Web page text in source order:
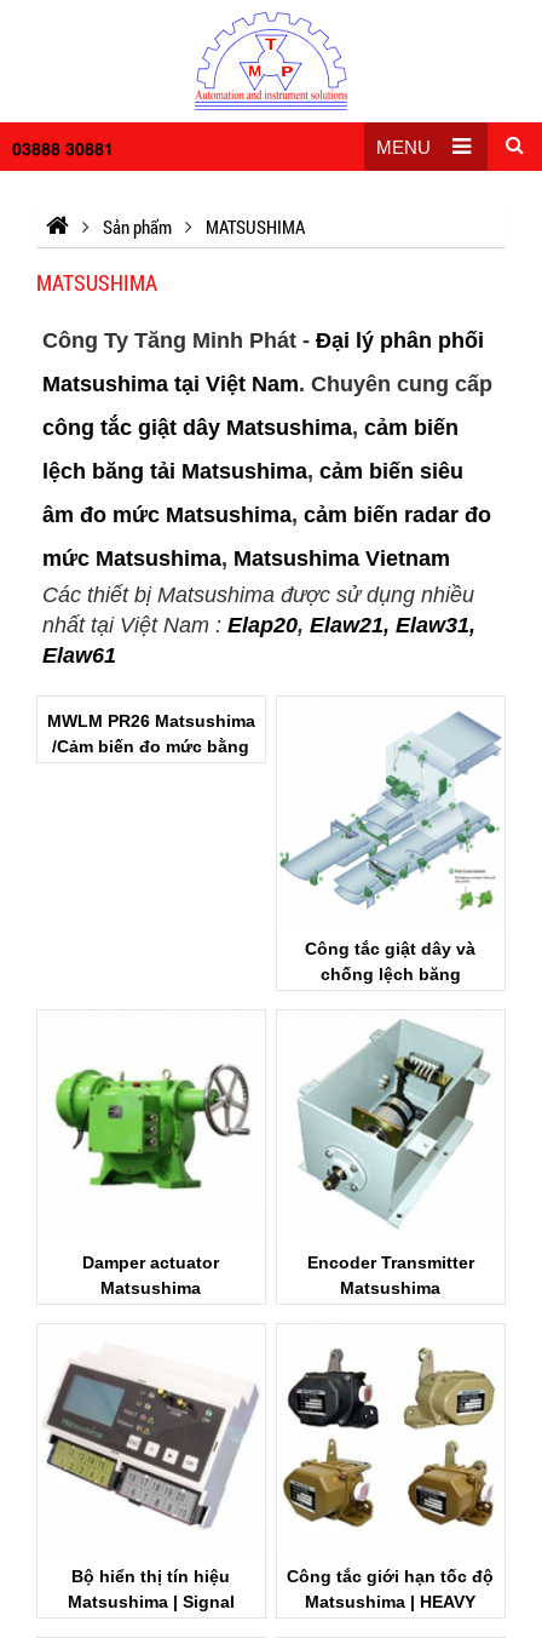
03888 30881 MENU
Sản phẩm MATSUSHIMA
MATSUSHIMA
Công Ty Tăng Minh Phát - Đại lý phân phối
Matsushima tại Việt Nam. Chuyên cung cấp
công tắc giật dây Matsushima, cảm biến
lệch băng tải Matsushima, cảm biến siêu
âm đo mức Matsushima, cảm biến radar đo
mức Matsushima, Matsushima Vietnam
Các thiết bị Matsushima được sử dụng nhiều
nhất tại Việt Nam : Elap20, Elaw21, Elaw31,
Elaw61
MWLM PR26 Matsushima
/Cảm biến đo mức bằng
Công tắc giật dây và
chống lệch băng
Damper actuator
Matsushima
Encoder Transmitter
Matsushima
Bộ hiển thị tín hiệu
Matsushima | Signal
Công tắc giới hạn tốc độ
Matsushima | HEAVY